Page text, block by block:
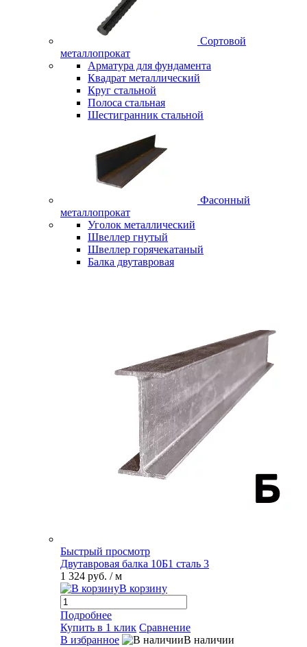
Сортовой
металлопрокат
Арматура для фундамента
Квадрат металлический
Круг стальной
Полоса стальная
Шестигранник стальной
Фасонный
металлопрокат
Уголок металлический
Швеллер гнутый
Швеллер горячекатаный
Балка двутавровая
Быстрый просмотр
Двутавровая балка 10Б1 сталь 3
1 324 руб. / м
В корзину
Подробнее
Купить в 1 клик Сравнение
В избранное
В наличии